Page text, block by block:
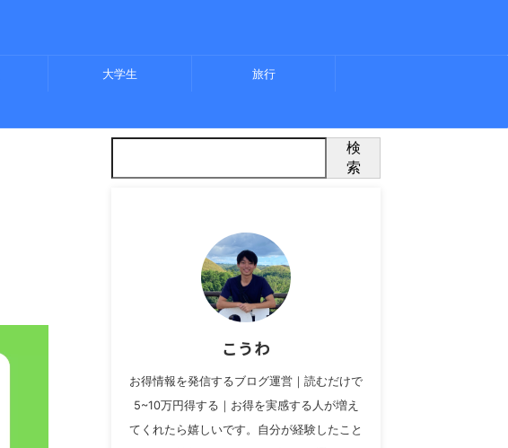
大学生 旅行
検
索
こうわ
お得情報を発信するブログ運営｜読むだけで
5~10万円得する｜お得を実感する人が増え
てくれたら嬉しいです。自分が経験したこと